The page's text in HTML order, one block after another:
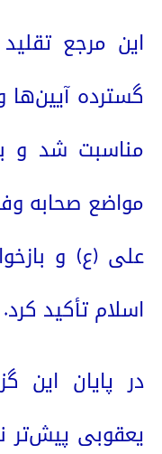
این مرجع
گسترده آیین‌ها
مناسبت شد و
مواضع صحابه
علی (ع) و
اسلام تأکید کرد.
در پایان این
یعقوبی پیش‌تر